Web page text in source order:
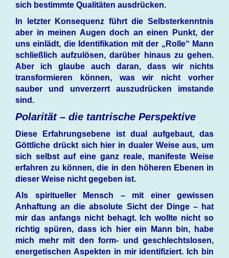
sich bestimmte Qualitäten ausdrücken.
In letzter Konsequenz führt die Selbsterkenntnis
aber in meinen Augen doch an einen Punkt, der
uns einlädt, die Identifikation mit der „Rolle“ Mann
schließlich aufzulösen, darüber hinaus zu gehen.
Aber ich glaube auch daran, dass wir nichts
transformieren können, was wir nicht vorher
sauber und unverzerrt auszudrücken imstande
sind.
Polarität – die tantrische Perspektive
Diese Erfahrungsebene ist dual aufgebaut, das
Göttliche drückt sich hier in dualer Weise aus, um
sich selbst auf eine ganz reale, manifeste Weise
erfahren zu können, die in den höheren Ebenen in
dieser Weise nicht gegeben ist.
Als spiritueller Mensch – mit einer gewissen
Anhaftung an die absolute Sicht der Dinge – hat
mir das anfangs nicht behagt. Ich wollte nicht so
richtig spüren, dass ich hier ein Mann bin, habe
mich mehr mit den form- und geschlechtslosen,
energetischen Aspekten in mir identifiziert. Ich bin